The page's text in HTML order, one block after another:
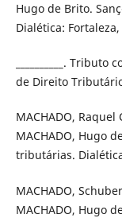
Hugo de Brito.
Dialética: Fortaleza,
__________.
de Direito
MACHADO,
MACHADO, Hugo
tributárias.
MACHADO,
MACHADO, Hugo